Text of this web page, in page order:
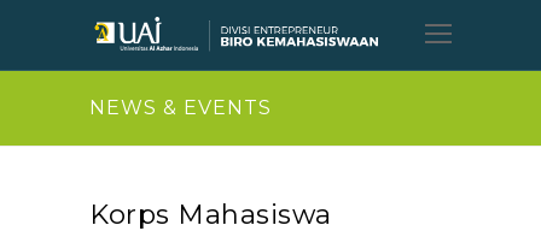
Open
Mobile
NEWS & EVENTS
Korps Mahasiswa